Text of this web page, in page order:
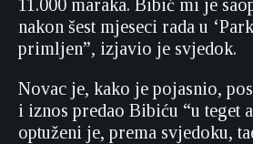
11.000 maraka. Bibić mi je
nakon šest mjeseci rada u
primljen”, izjavio je svjedok.
Novac je, kako je pojasnio,
i iznos predao Bibiću “u teget
optuženi je, prema svjedoku,